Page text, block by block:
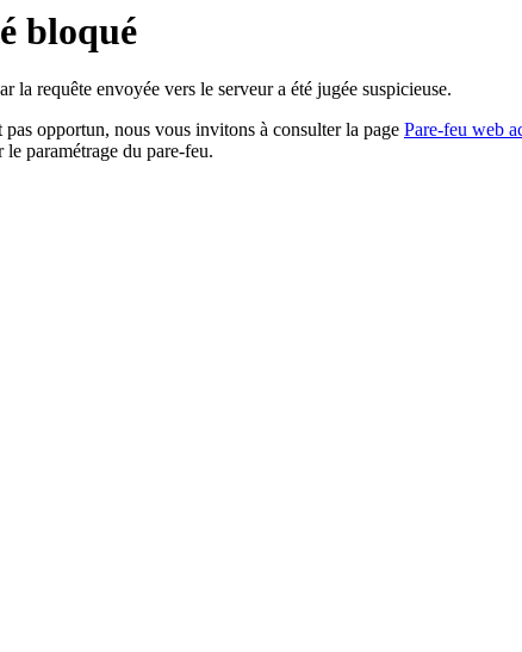
bloqué
la requête envoyée vers le serveur a été jugée suspicieuse.
opportun, nous vous invitons à consulter la page Pare-feu web
paramétrage du pare-feu.